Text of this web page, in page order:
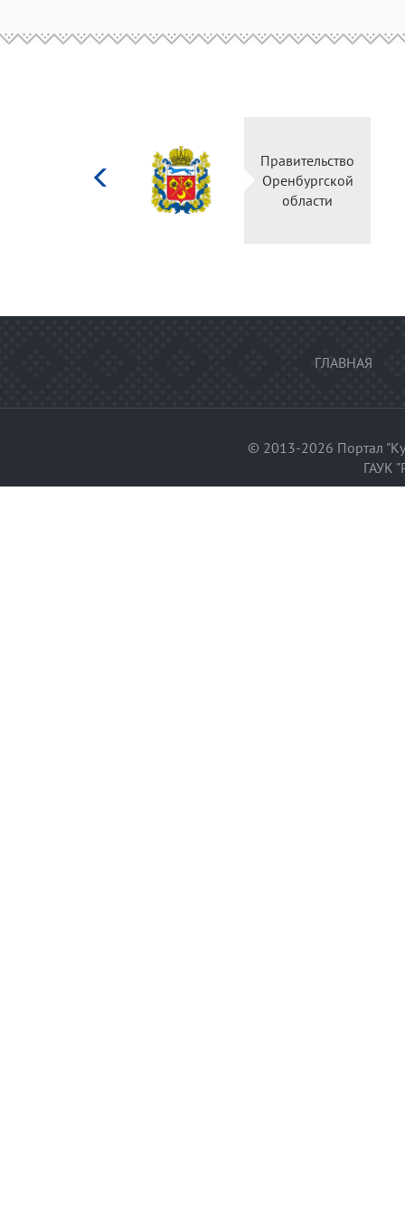
Министерство
культуры
Российской
федерации
ГЛАВНАЯ
© 2013-2026 Портал
ГАУК